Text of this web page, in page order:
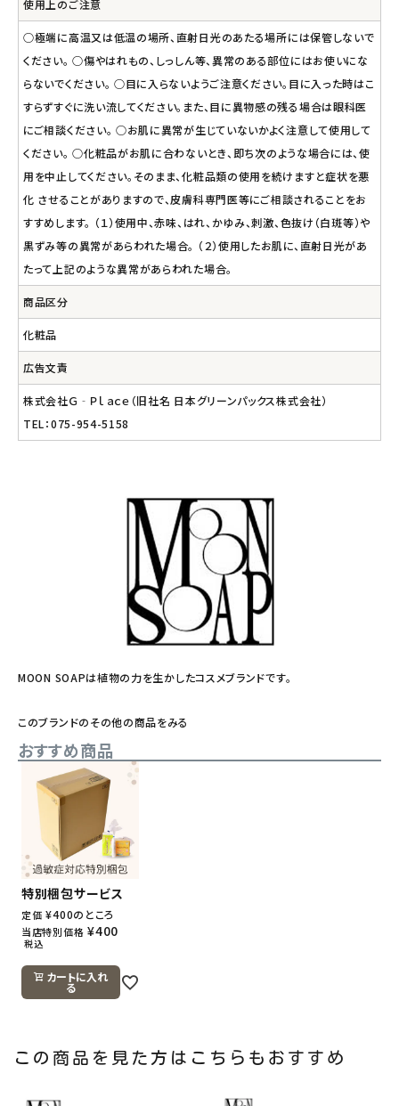
使用上のご注意
○極端に高温又は低温の場所、直射日光のあたる場所には保管しないで
ください。 ○傷やはれもの、しっしん等、異常のある部位にはお使いにな
らないでください。 ○目に入らないようご注意ください。目に入った時はこ
すらずすぐに洗い流してください。また、目に異物感の残る場合は眼科医
にご相談ください。 ○お肌に異常が生じていないかよく注意して使用して
ください。 ○化粧品がお肌に合わないとき、即ち次のような場合には、使
用を中止してください。そのまま、化粧品類の使用を続けますと症状を悪
化 させることがありますので、皮膚科専門医等にご相談されることをお
すすめします。 （１）使用中、赤味、はれ、かゆみ、刺激、色抜け（白斑等）や
黒ずみ等の異常があらわれた場合。 （２）使用したお肌に、直射日光があ
たって上記のような異常があらわれた場合。
商品区分
化粧品
広告文責
株式会社Ｇ‐Ｐｌａｃｅ（旧社名 日本グリーンパックス株式会社）
TEL：075-954-5158
MOON SOAPは植物の力を生かしたコスメブランドです。
このブランドのその他の商品をみる
おすすめ商品
特別梱包サービス
定価 ¥400のところ
当店特別価格 ¥400
税込
カートに入れ
る
この商品を見た方はこちらもおすすめ